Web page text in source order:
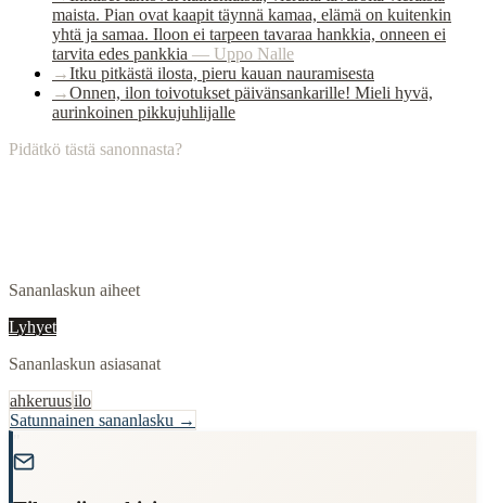
maista. Pian ovat kaapit täynnä kamaa, elämä on kuitenkin
yhtä ja samaa. Iloon ei tarpeen tavaraa hankkia, onneen ei
tarvita edes pankkia — Uppo Nalle
→Itku pitkästä ilosta, pieru kauan nauramisesta
→Onnen, ilon toivotukset päivänsankarille! Mieli hyvä,
aurinkoinen pikkujuhlijalle
Pidätkö tästä sanonnasta?
Sananlaskun aiheet
Lyhyet
Sananlaskun asiasanat
ahkeruusilo
Satunnainen sananlasku →